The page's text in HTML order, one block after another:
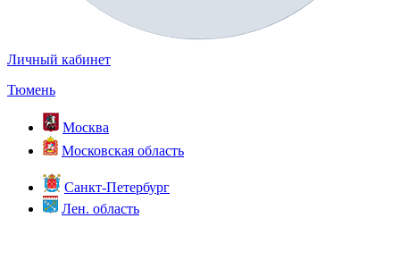
Личный кабинет
Тюмень
Москва
Московская область
Санкт-Петербург
Лен. область